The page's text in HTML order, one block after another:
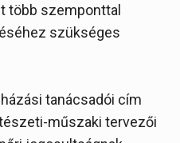
több szemponttal
szükséges
tanácsadói cím
műszaki tervezői